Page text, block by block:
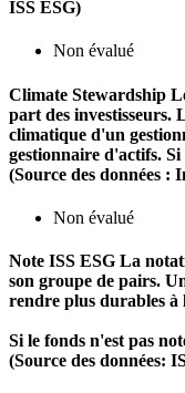
ISS ESG)
Non évalué
Climate Stewardship
part des investisseurs.
climatique d'un
gestionnaire d'actifs.
(Source des données :
Non évalué
Note ISS ESG La
son groupe de pairs.
rendre plus durables à
Si le fonds n'est pas
(Source des données: